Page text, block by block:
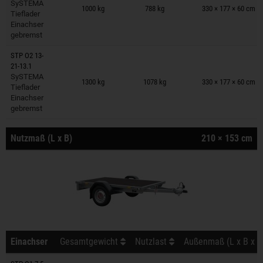
SySTEMA
Tieflader
Einachser
gebremst
1000 kg 788 kg 330 × 177 × 60 cm
STP O2 13-
21-13.1
SySTEMA
Tieflader
Einachser
gebremst
1300 kg 1078 kg 330 × 177 × 60 cm
Anhänger auf Merkzettel
Nutzmaß (L x B) 210 × 153 cm
Einachser Gesamtgewicht Nutzlast Außenmaß (L x B x